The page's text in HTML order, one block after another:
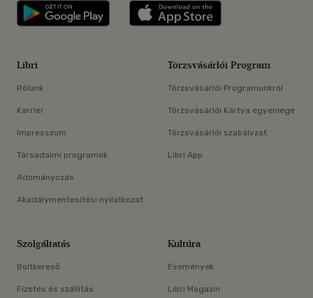
Libri applikáció Szerezd meg: Google
Libri
Rólunk
Karrier
Impresszum
Társadalmi programok
Adományozás
Akadálymentesítési nyilatkozat
Törzsvásárlói Program
Törzsvásárlói Programunkról
Törzsvásárlói Kártya egyenlege
Törzsvásárlói szabályzat
Libri App
Szolgáltatás
Boltkereső
Fizetés és szállítás
Kultúra
Események
Libri Magazin